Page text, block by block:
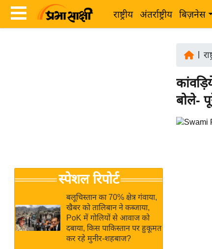
राष्ट्रीय अंतर्राष्ट्रीय बिज़नेस
Breaking
News in
Hindi
जगत
राय
बजट
स्पेशल रिपोर्ट
बलूचिस्तान का 70% क्षेत्र गंवाया,
खैबर को तालिबान ने कब्जाया,
PoK में गोलियों से आवाज को
दबाया, किस पाकिस्तान पर हुकूमत
कर रहे मुनीर-शहबाज?
बोले-